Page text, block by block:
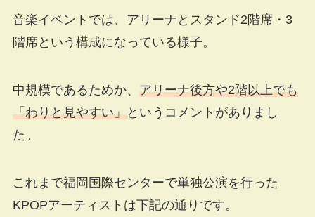
音楽イベントでは、アリーナとスタンド2階席・3
階席という構成になっている様子。
中規模であるためか、 アリーナ後方や2階以上でも
「わりと見やすい」というコメントがありまし
た。
これまで福岡国際センターで単独公演を行った
KPOPアーティストは下記の通りです。